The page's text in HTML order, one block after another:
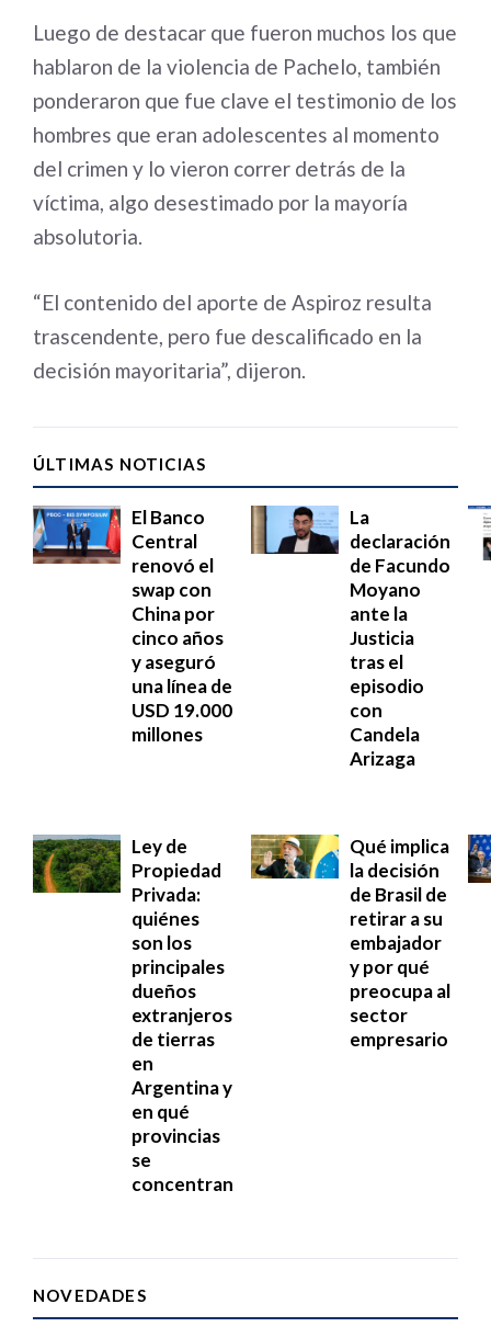
Luego de destacar que fueron muchos los que
hablaron de la violencia de Pachelo, también
ponderaron que fue clave el testimonio de los
hombres que eran adolescentes al momento
del crimen y lo vieron correr detrás de la
víctima, algo desestimado por la mayoría
absolutoria.
“El contenido del aporte de Aspiroz resulta
trascendente, pero fue descalificado en la
decisión mayoritaria”, dijeron.
ÚLTIMAS NOTICIAS
El Banco
Central
renovó el
swap con
China por
cinco años
y aseguró
una línea de
USD 19.000
millones
La
declaración
de Facundo
Moyano
ante la
Justicia
tras el
episodio
con
Candela
Arizaga
Ley de
Propiedad
Privada:
quiénes
son los
principales
dueños
extranjeros
de tierras
en
Argentina y
en qué
provincias
se
concentran
Qué implica
la decisión
de Brasil de
retirar a su
embajador
y por qué
preocupa al
sector
empresario
NOVEDADES